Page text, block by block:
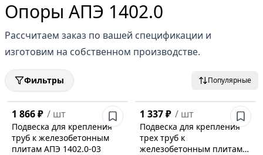
Опоры АПЭ 1402.0
Рассчитаем заказ по вашей спецификации и
изготовим на собственном производстве.
Фильтры Популярные
1 866 ₽ / шт
Подвеска для крепления
труб к железобетонным
плитам АПЭ 1402.0-03
1 337 ₽ / шт
Подвеска для крепления
трех труб к
железобетонным плитам